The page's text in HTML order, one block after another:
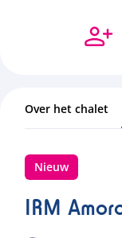
Over het chalet
Nieuw
IRM